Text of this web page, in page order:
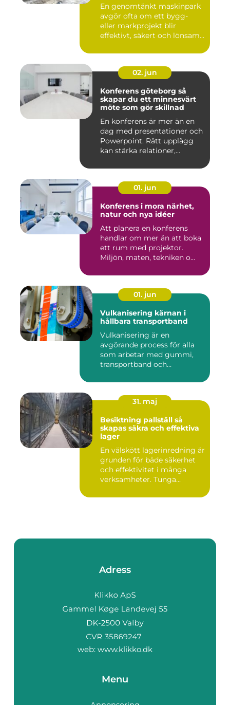
En genomtänkt maskinpark
avgör ofta om ett bygg-
eller markprojekt blir
effektivt, säkert och lönsam...
02. jun
Konferens göteborg så
skapar du ett minnesvärt
möte som gör skillnad
En konferens är mer än en
dag med presentationer och
Powerpoint. Rätt upplägg
kan stärka relationer,...
01. jun
Konferens i mora närhet,
natur och nya idéer
Att planera en konferens
handlar om mer än att boka
ett rum med projektor.
Miljön, maten, tekniken o...
01. jun
Vulkanisering kärnan i
hållbara transportband
Vulkanisering är en
avgörande process för alla
som arbetar med gummi,
transportband och
31. maj
Besiktning pallställ så
skapas säkra och effektiva
lager
En välskött lagerinredning är
grunden för både säkerhet
och effektivitet i många
verksamheter. Tunga...
Adress
web: www.klikko.dk
Menu